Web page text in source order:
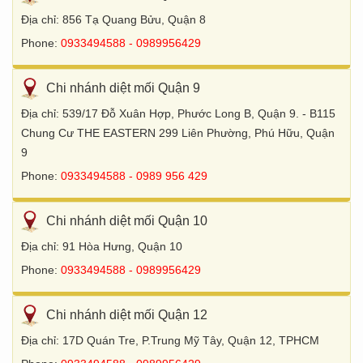
Địa chỉ: 856 Tạ Quang Bửu, Quận 8
Phone: 0933494588 - 0989956429
Chi nhánh diệt mối Quận 9
Địa chỉ: 539/17 Đỗ Xuân Hợp, Phước Long B, Quận 9. - B115
Chung Cư THE EASTERN 299 Liên Phường, Phú Hữu, Quận
9
Phone: 0933494588 - 0989 956 429
Chi nhánh diệt mối Quận 10
Địa chỉ: 91 Hòa Hưng, Quận 10
Phone: 0933494588 - 0989956429
Chi nhánh diệt mối Quận 12
Địa chỉ: 17D Quán Tre, P.Trung Mỹ Tây, Quận 12, TPHCM